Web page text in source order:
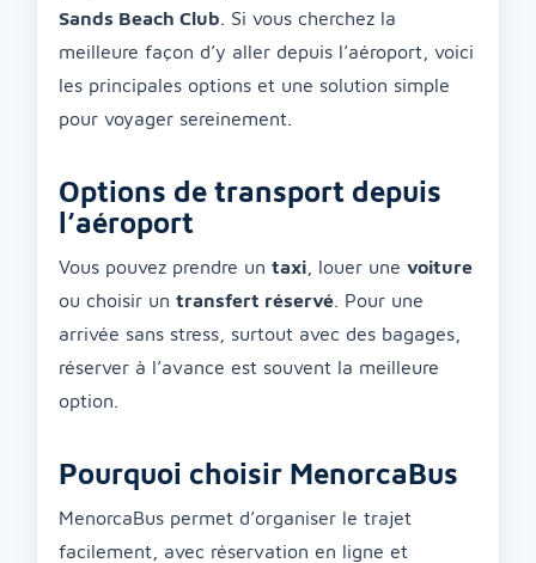
Sands Beach Club . Si vous cherchez la
meilleure façon d’y aller depuis l’aéroport, voici
les principales options et une solution simple
pour voyager sereinement.
Options de transport depuis
l’aéroport
Vous pouvez prendre un taxi , louer une voiture
ou choisir un transfert réservé . Pour une
arrivée sans stress, surtout avec des bagages,
réserver à l’avance est souvent la meilleure
option.
Pourquoi choisir MenorcaBus
MenorcaBus permet d’organiser le trajet
facilement, avec réservation en ligne et